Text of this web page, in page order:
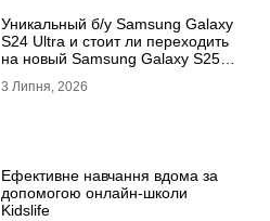
Уникальный б/у Samsung Galaxy
S24 Ultra и стоит ли переходить
на новый Samsung Galaxy S25
3 Липня, 2026
Ефективне навчання вдома за
допомогою онлайн-школи
Kidslife